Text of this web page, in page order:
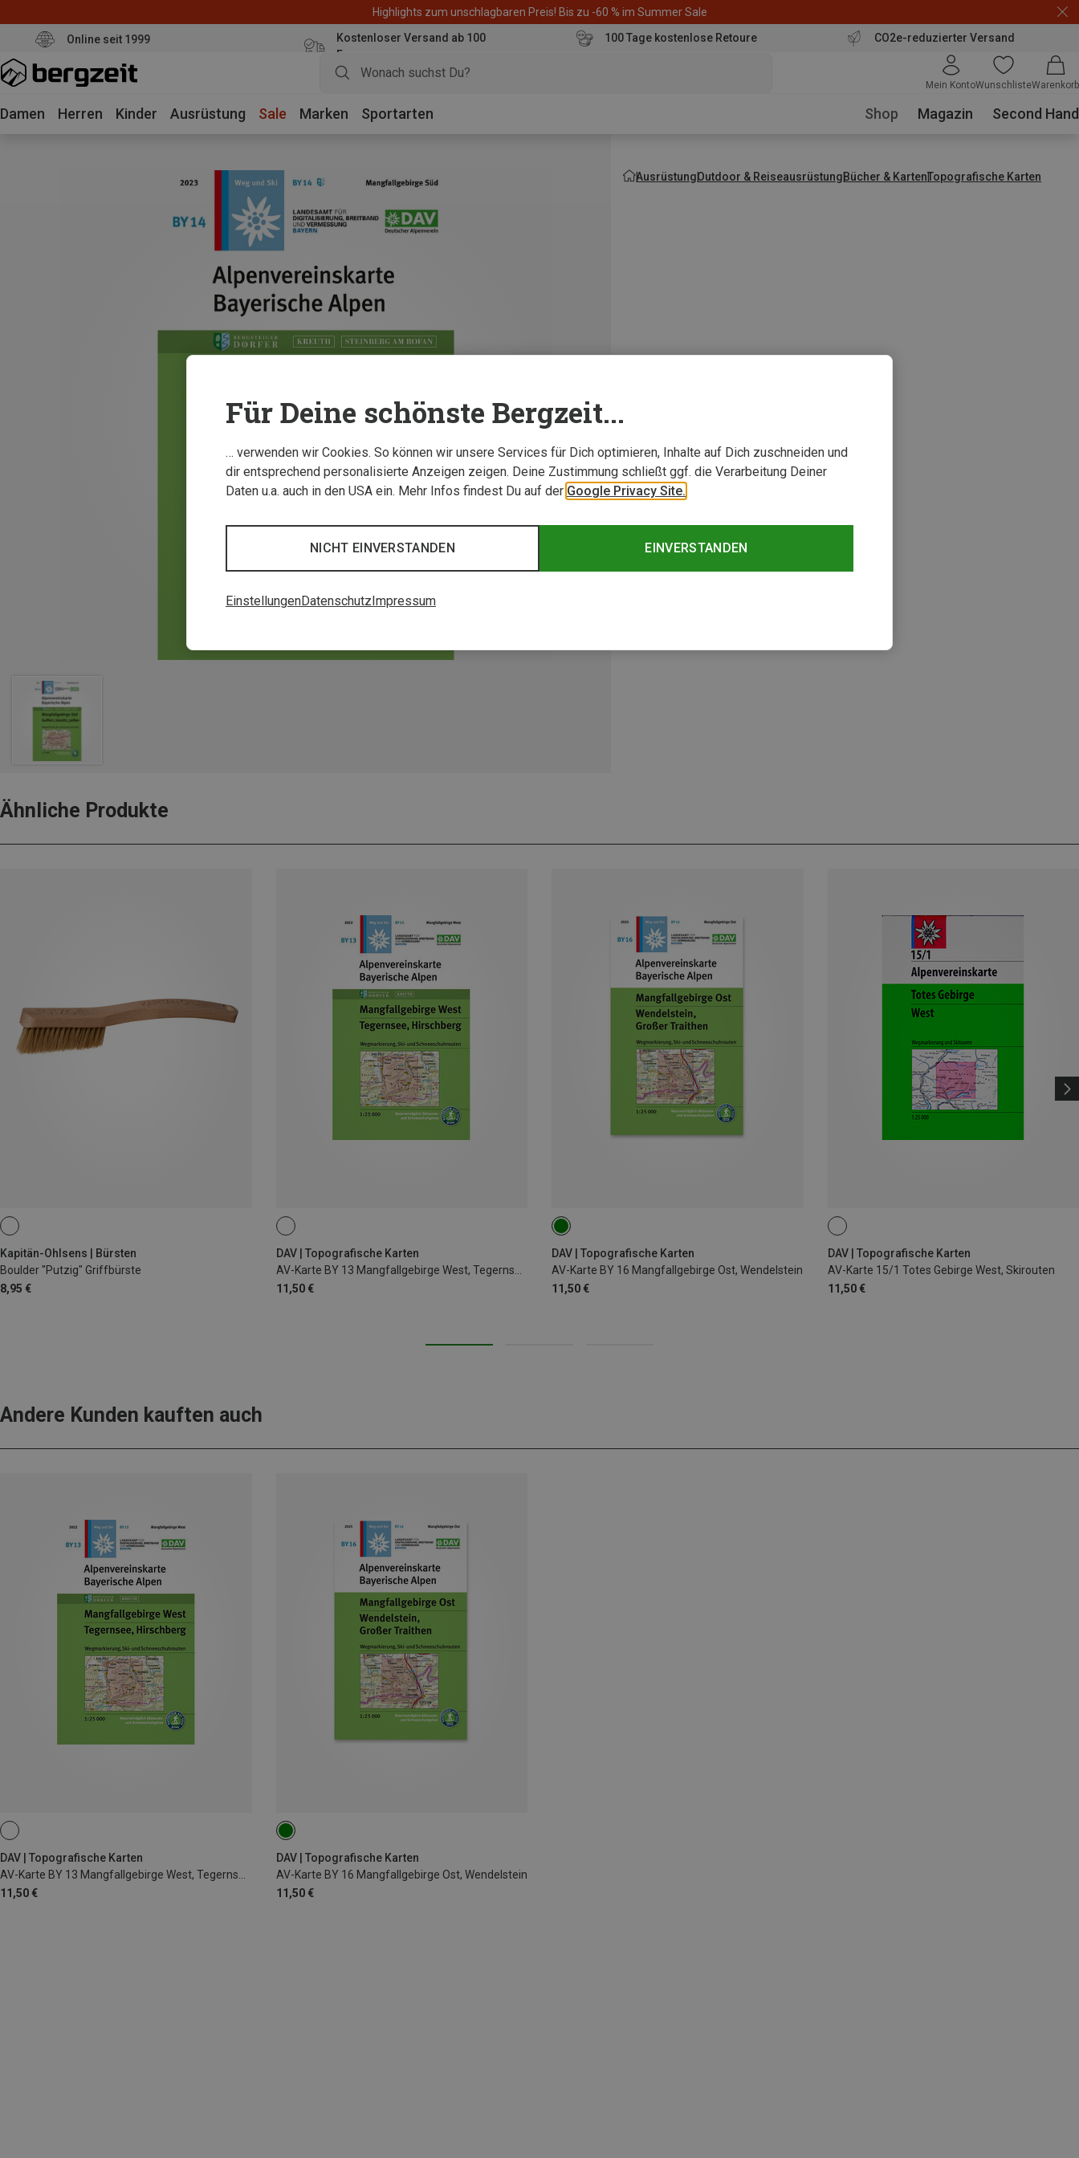
Highlights zum unschlagbaren Preis! Bis zu -60 % im Summer Sale
Online seit 1999
Kostenloser Versand ab 100
Euro
100 Tage kostenlose Retoure CO2e-reduzierter Versand
Mein KontoWunschlisteWarenkorb
Damen Herren Kinder Ausrüstung Sale Marken Sportarten Shop Magazin Second Hand
AusrüstungOutdoor & ReiseausrüstungBücher & KartenTopografische Karten
Ähnliche Produkte
Kapitän-Ohlsens | Bürsten
Boulder "Putzig" Griffbürste
8,95 €
DAV | Topografische Karten
11,50 €
DAV | Topografische Karten
AV-Karte BY 16 Mangfallgebirge Ost, Wendelstein
11,50 €
DAV | Topografische Karten
AV-Karte 15/1 Totes Gebirge West, Skirouten
11,50 €
Andere Kunden kauften auch
DAV | Topografische Karten
AV-Karte BY 13 Mangfallgebirge West, Tegernsee, Hi
11,50 €
DAV | Topografische Karten
AV-Karte BY 16 Mangfallgebirge Ost, Wendelstein
11,50 €
Für Deine schönste Bergzeit...
… verwenden wir Cookies. So können wir unsere Services für Dich optimieren, Inhalte auf Dich zuschneiden und
dir entsprechend personalisierte Anzeigen zeigen. Deine Zustimmung schließt ggf. die Verarbeitung Deiner
Daten u.a. auch in den USA ein. Mehr Infos findest Du auf der Google Privacy Site.
EINVERSTANDEN
NICHT EINVERSTANDEN
EinstellungenDatenschutzImpressum